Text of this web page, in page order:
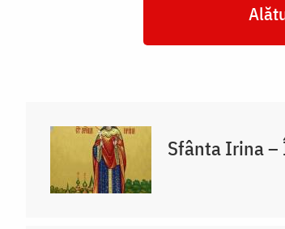
Sfânta Irina –